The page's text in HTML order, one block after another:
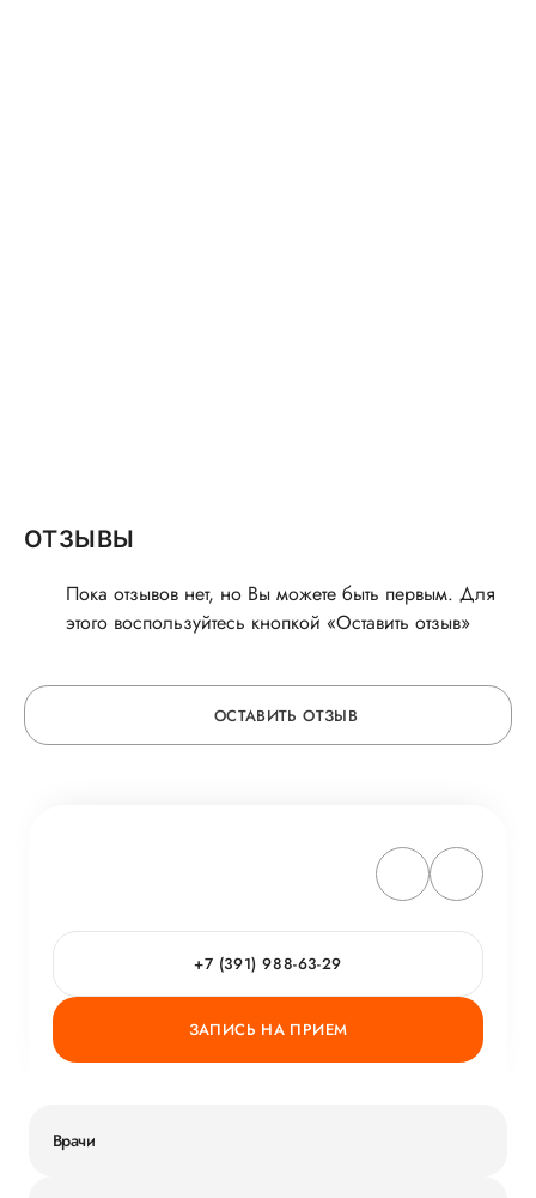
ОТЗЫВЫ
Пока отзывов нет, но Вы можете быть первым. Для
этого воспользуйтесь кнопкой «Оставить отзыв»
ОСТАВИТЬ ОТЗЫВ
ГОРЯЧАЯ ЛИНИЯ КАЧЕСТВА
+7 (391) 988-63-29
ЗАПИСЬ НА ПРИЕМ
Врачи